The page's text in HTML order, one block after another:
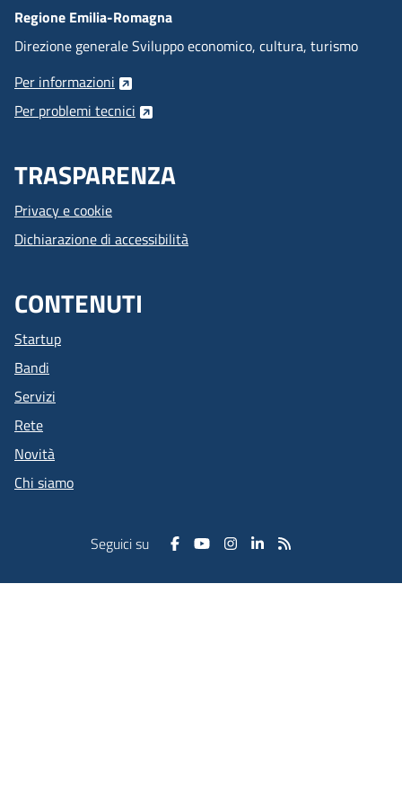
Regione Emilia-Romagna
Direzione generale Sviluppo economico, cultura, turismo
Per informazioni
Per problemi tecnici
TRASPARENZA
Privacy e cookie
Dichiarazione di accessibilità
CONTENUTI
Startup
Bandi
Servizi
Rete
Novità
Chi siamo
Seguici su